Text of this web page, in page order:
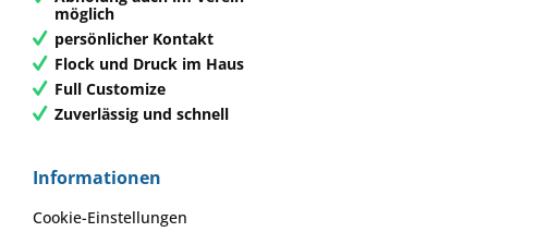
möglich
persönlicher Kontakt
Flock und Druck im Haus
Full Customize
Zuverlässig und schnell
Informationen
Cookie-Einstellungen